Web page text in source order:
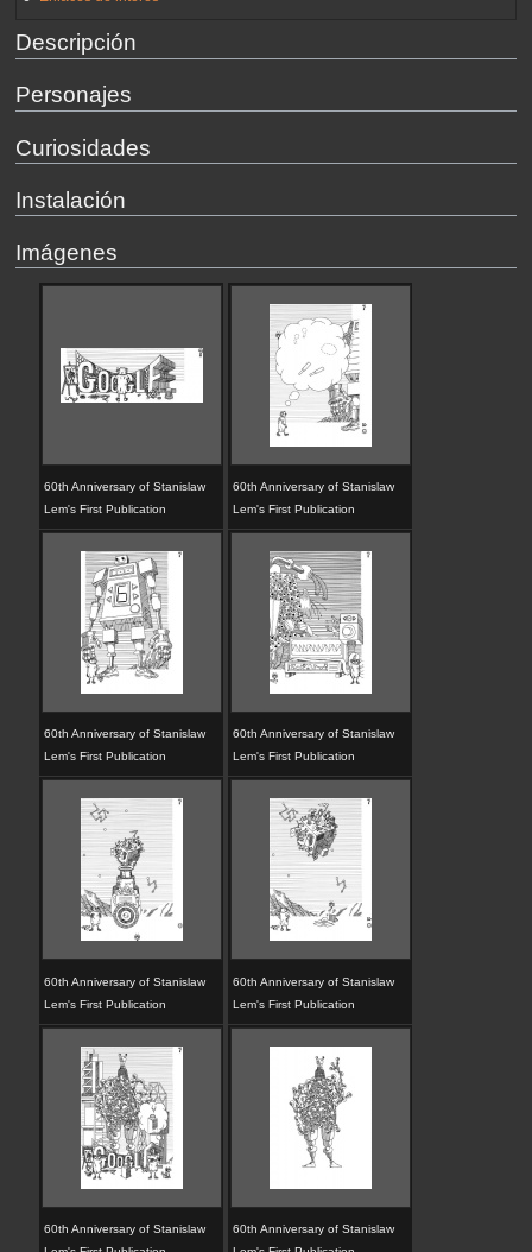
Descripción
Personajes
Curiosidades
Instalación
Imágenes
60th Anniversary of Stanislaw
Lem's First Publication
60th Anniversary of Stanislaw
Lem's First Publication
60th Anniversary of Stanislaw
Lem's First Publication
60th Anniversary of Stanislaw
Lem's First Publication
60th Anniversary of Stanislaw
Lem's First Publication
60th Anniversary of Stanislaw
Lem's First Publication
60th Anniversary of Stanislaw
60th Anniversary of Stanislaw